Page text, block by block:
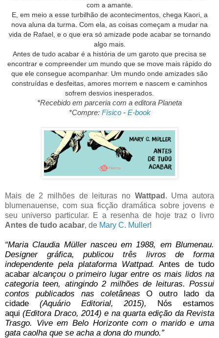
com a amante.
E, em meio a esse turbilhão de acontecimentos, chega Kaori, a
nova aluna da turma. Com ela, as coisas começam a mudar na
vida de Rafael, e o que era só amizade pode acabar se tornando
algo mais.
Antes de tudo acabar é a história de um garoto que precisa se
encontrar e compreender um mundo que se move mais rápido do
que ele consegue acompanhar. Um mundo onde amizades são
construídas e desfeitas, amores morrem e nascem e caminhos
sofrem desvios inesperados.
*Recebido em parceria com a editora Planeta
*Compre: Físico- E-book
Mais de 2 milhões de leituras no Wattpad . Uma autora
blumenauense, com sua ficção dramática sobre jovens e
seu universo particular. E a resenha de hoje traz o livro
Antes de tudo acabar, de Mary C. Muller!
“Maria Claudia Müller nasceu em 1988, em Blumenau.
Designer gráfica, publicou três livros de forma
independente pela plataforma Wattpad.Antes de tudo
acabar alcançou o primeiro lugar entre os mais lidos na
categoria teen, atingindo 2 milhões de leituras. Possui
contos publicados nas coletâneasO outro lado da
cidade (Aquário Editorial, 2015), Nós estamos
aqui (Editora Draco, 2014) e na quarta edição da Revista
Trasgo. Vive em Belo Horizonte com o marido e uma
gata caolha que se acha a dona do mundo.”